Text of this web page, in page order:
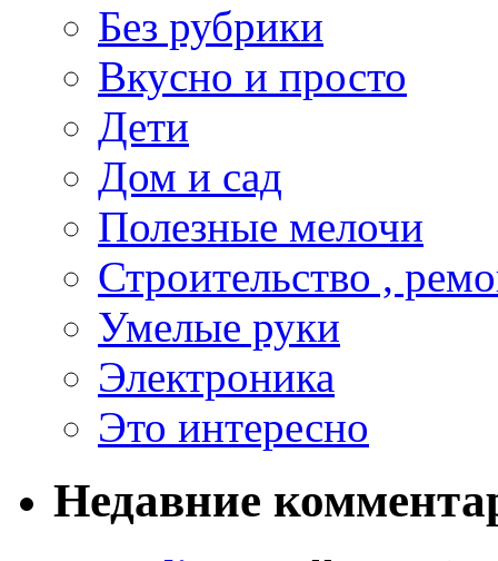
Без рубрики
Вкусно и просто
Дети
Дом и сад
Полезные мелочи
Строительство ,
Умелые руки
Электроника
Это интересно
Недавние